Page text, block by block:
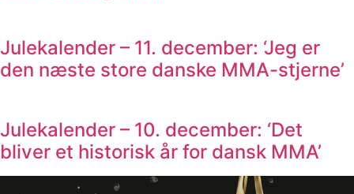
Julekalender – 11. december: ‘Jeg er
den næste store danske MMA-stjerne’
Julekalender – 10. december: ‘Det
bliver et historisk år for dansk MMA’